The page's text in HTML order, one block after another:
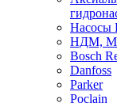
НДМ,
Bosch
Danfoss
Parker
Poclain